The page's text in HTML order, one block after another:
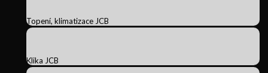
Topení, klimatizace JCB
Klika JCB